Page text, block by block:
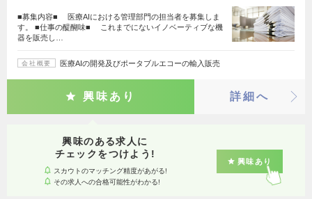
■募集内容■ 医療AIにおける管理部門の担当者を募集しま
す。 ■仕事の醍醐味■ これまでにないイノベーティブな機
器を販売し…
会社概要 医療AIの開発及びポータブルエコーの輸入販売
興味あり 詳細へ
興味のある求人に
チェックをつけよう!
スカウトのマッチング精度があがる!
その求人への合格可能性がわかる!
興味あり